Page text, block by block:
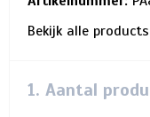
Bekijk alle
1. Aantal